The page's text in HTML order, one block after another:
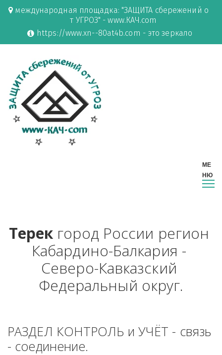
международная площадка: "ЗАЩИТА сбережений о
т УГРОЗ" - www.КАЧ.com
https://www.xn--80at4b.com - это зеркало
Терек город России регион
Кабардино-Балкария -
Северо-Кавказский
Федеральный округ.
РАЗДЕЛ КОНТРОЛЬ и УЧЁТ - связь
- соединение.